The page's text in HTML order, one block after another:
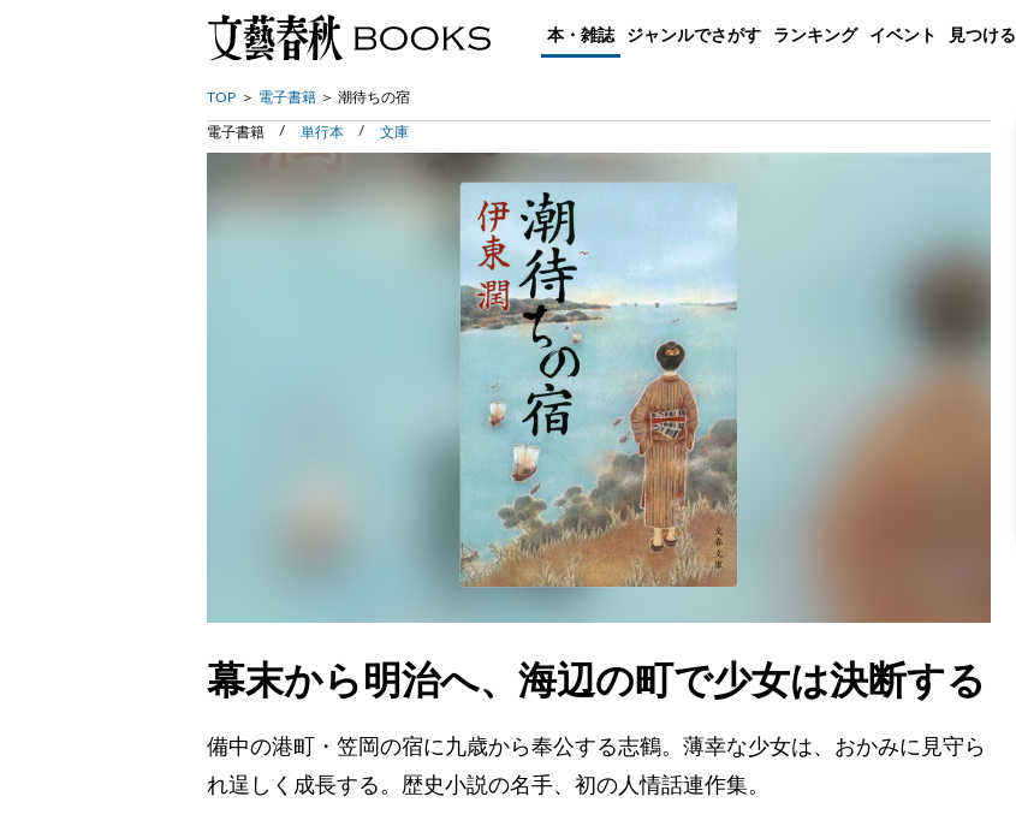
本・雑誌 ジャンルでさがす ランキング イベント 見つける
TOP 電子書籍 潮待ちの宿
電子書籍 単行本 文庫
幕末から明治へ、海辺の町で少女は決断する
備中の港町・笠岡の宿に九歳から奉公する志鶴。薄幸な少女は、おかみに見守ら
れ逞しく成長する。歴史小説の名手、初の人情話連作集。